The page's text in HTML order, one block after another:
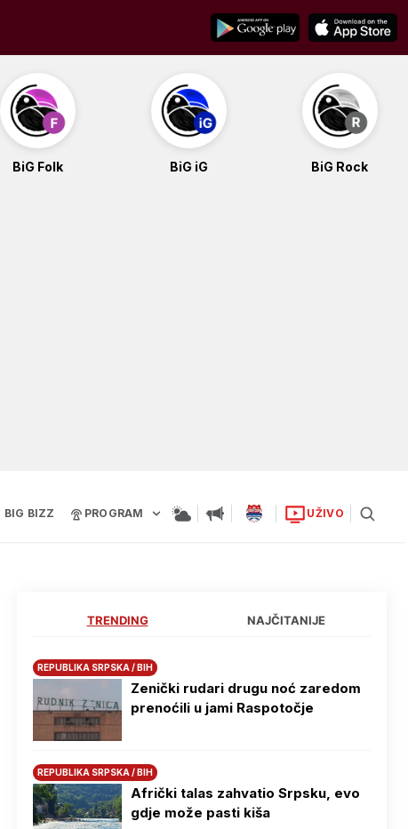
BiG Folk BiG iG BiG Rock
BIG BIZZ PROGRAM UŽIVO
TRENDING NAJČITANIJE
REPUBLIKA SRPSKA / BIH
Zenički rudari drugu noć zaredom
prenoćili u jami Raspotočje
REPUBLIKA SRPSKA / BIH
Afrički talas zahvatio Srpsku, evo
gdje može pasti kiša